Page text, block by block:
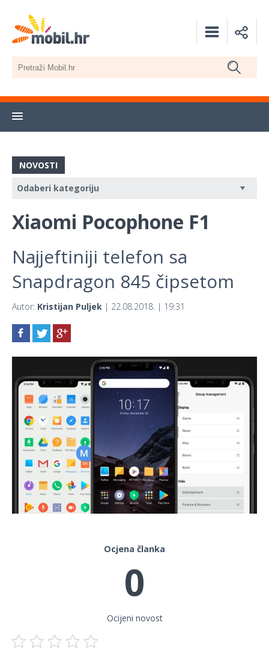
NOVOSTI
Xiaomi Pocophone F1
Najjeftiniji telefon sa
Snapdragon 845 čipsetom
Autor: Kristijan Puljek | 22.08.2018. | 19:31
Ocjena članka
0
Ocijeni novost